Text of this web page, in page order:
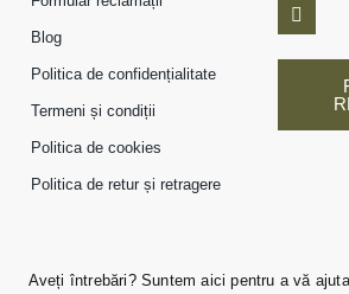
Blog
Politica de confidențialitate
Termeni și condiții
Politica de cookies
Politica de retur și retragere
Aveți întrebări? Suntem aici pentru a vă